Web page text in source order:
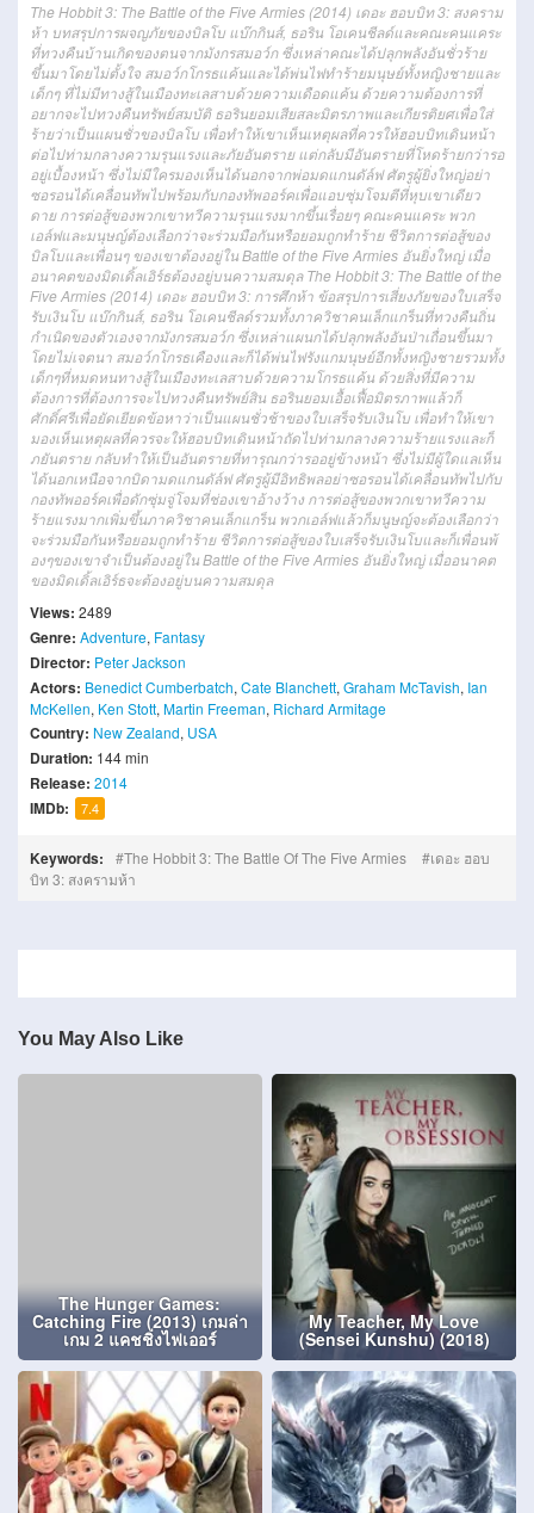
The Hobbit 3: The Battle of the Five Armies (2014) เดอะ ฮอบบิท 3: สงคราม
ห้า บทสรุปการผจญภัยของบิลโบ แบ๊กกินส์, ธอริน โอเคนชีลด์และคณะคนแคระ
ที่ทวงคืนบ้านเกิดของตนจากมังกรสมอว์ก ซึ่งเหล่าคณะได้ปลุกพลังอันชั่วร้าย
ขึ้นมาโดยไม่ตั้งใจ สมอว์กโกรธแค้นและได้พ่นไฟทำร้ายมนุษย์ทั้งหญิงชายและ
เด็กๆ ที่ไม่มีทางสู้ในเมืองทะเลสาบด้วยความเดือดแค้น ด้วยความต้องการที่
อยากจะไปทวงคืนทรัพย์สมบัติ ธอรินยอมเสียสละมิตรภาพและเกียรติยศเพื่อใส่
ร้ายว่าเป็นแผนชั่วของบิลโบ เพื่อทำให้เขาเห็นเหตุผลที่ควรให้ฮอบบิทเดินหน้า
ต่อไปท่ามกลางความรุนแรงและภัยอันตราย แต่กลับมีอันตรายที่โหดร้ายกว่ารอ
อยู่เบื้องหน้า ซึ่งไม่มีใครมองเห็นได้นอกจากพ่อมดแกนดัล์ฟ ศัตรูผู้ยิ่งใหญ่อย่า
ซอรอนได้เคลื่อนทัพไปพร้อมกับกองทัพออร์คเพื่อแอบซุ่มโจมตีที่หุบเขาเดียว
ดาย การต่อสู้ของพวกเขาทวีความรุนแรงมากขึ้นเรื่อยๆ คณะคนแคระ พวก
เอล์ฟและมนุษญ์ต้องเลือกว่าจะร่วมมือกันหรือยอมถูกทำร้าย ชีวิตการต่อสู้ของ
บิลโบและเพื่อนๆ ของเขาต้องอยู่ใน Battle of the Five Armies อันยิ่งใหญ่ เมื่อ
อนาคตของมิดเดิ้ลเอิร์ธต้องอยู่บนความสมดุล The Hobbit 3: The Battle of the
Five Armies (2014) เดอะ ฮอบบิท 3: การศึกห้า ข้อสรุปการเสี่ยงภัยของใบเสร็จ
รับเงินโบ แบ๊กกินส์, ธอริน โอเคนชีลด์รวมทั้งภาควิชาคนเล็กแกร็นที่ทวงคืนถิ่น
กำเนิดของตัวเองจากมังกรสมอว์ก ซึ่งเหล่าแผนกได้ปลุกพลังอันป่าเถื่อนขึ้นมา
โดยไม่เจตนา สมอว์กโกรธเคืองและก็ได้พ่นไฟรังแกมนุษย์อีกทั้งหญิงชายรวมทั้ง
เด็กๆที่หมดหนทางสู้ในเมืองทะเลสาบด้วยความโกรธแค้น ด้วยสิ่งที่มีความ
ต้องการที่ต้องการจะไปทวงคืนทรัพย์สิน ธอรินยอมเอื้อเฟื้อมิตรภาพแล้วก็
ศักดิ์ศรีเพื่อยัดเยียดข้อหาว่าเป็นแผนชั่วช้าของใบเสร็จรับเงินโบ เพื่อทำให้เขา
มองเห็นเหตุผลที่ควรจะให้ฮอบบิทเดินหน้าถัดไปท่ามกลางความร้ายแรงและก็
ภยันตราย กลับทำให้เป็นอันตรายที่ทารุณกว่ารออยู่ข้างหน้า ซึ่งไม่มีผู้ใดแลเห็น
ได้นอกเหนือจากบิดามดแกนดัล์ฟ ศัตรูผู้มีอิทธิพลอย่าซอรอนได้เคลื่อนทัพไปกับ
กองทัพออร์คเพื่อดักซุ่มจู่โจมที่ช่องเขาอ้างว้าง การต่อสู้ของพวกเขาทวีความ
ร้ายแรงมากเพิ่มขึ้นภาควิชาคนเล็กแกร็น พวกเอล์ฟแล้วก็มนูษญ์จะต้องเลือกว่า
จะร่วมมือกันหรือยอมถูกทำร้าย ชีวิตการต่อสู้ของใบเสร็จรับเงินโบและก็เพื่อนพ้
องๆของเขาจำเป็นต้องอยู่ใน Battle of the Five Armies อันยิ่งใหญ่ เมื่ออนาคต
ของมิดเดิ้ลเอิร์ธจะต้องอยู่บนความสมดุล
Views: 2489
Genre: Adventure, Fantasy
Director: Peter Jackson
Actors: Benedict Cumberbatch, Cate Blanchett, Graham McTavish, Ian
McKellen, Ken Stott, Martin Freeman, Richard Armitage
Country: New Zealand, USA
Duration: 144 min
Release: 2014
IMDb: 7.4
Keywords: The Hobbit 3: The Battle Of The Five Armies
เดอะ ฮอบ
บิท 3: สงครามห้า
You May Also Like
The Hunger Games:
Catching Fire (2013) เกมล่า
เกม 2 แคชชิ่งไฟเออร์
My Teacher, My Love
(Sensei Kunshu) (2018)